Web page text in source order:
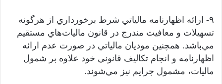
۹- ارائه اظهارنامه مالياتي شرط برخورداري از هرگونه
تسهيلات و معافيت مندرج در قانون ماليات‌هاي مستقيم
مي‌باشد. همچنين موديان مالياتي در صورت عدم ارائه
اظهارنامه و انجام تکاليف قانوني خود علاوه بر شمول
ماليات، مشمول جرايم نيز مي‌شوند.